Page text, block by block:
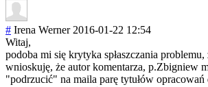
# Irena Werner 2016-01-22 12:54
Witaj,
podoba mi się krytyka spłaszczania
wnioskuję, że autor komentarza, p.Zbigniew
"podrzucić" na maila parę tytułów opracowań